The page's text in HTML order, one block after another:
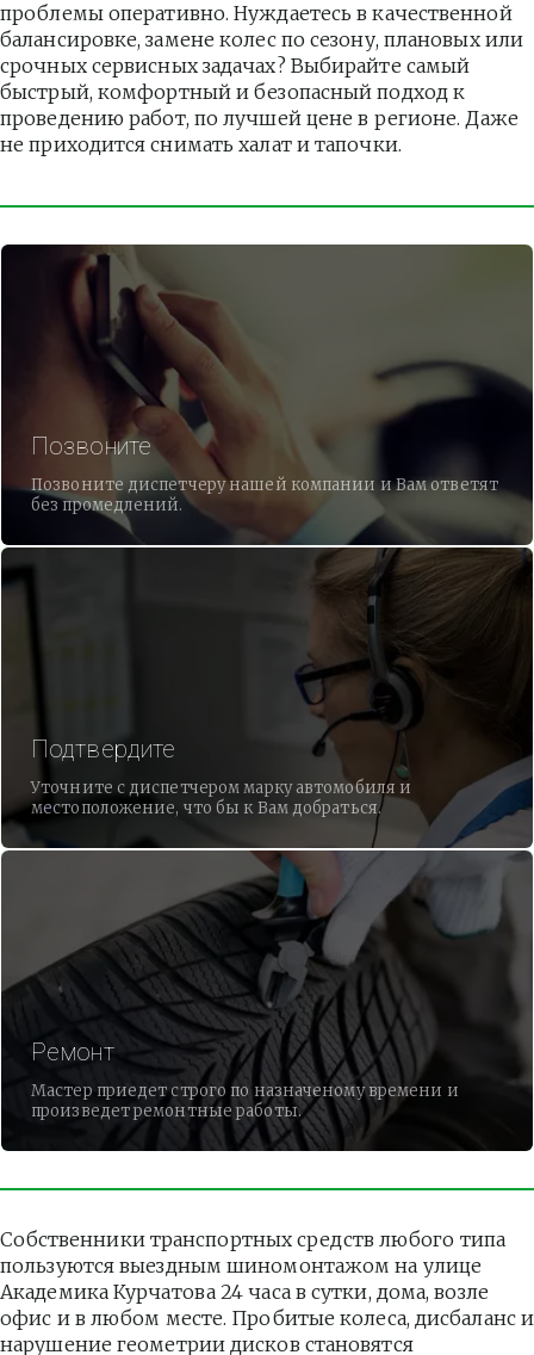
проблемы оперативно. Нуждаетесь в качественной
балансировке, замене колес по сезону, плановых или
срочных сервисных задачах? Выбирайте самый
быстрый, комфортный и безопасный подход к
проведению работ, по лучшей цене в регионе. Даже
не приходится снимать халат и тапочки.
Позвоните
Позвоните диспетчеру нашей компании и Вам ответят
без промедлений.
Подтвердите
Уточните с диспетчером марку автомобиля и
местоположение, что бы к Вам добраться.
Ремонт
Мастер приедет строго по назначеному времени и
произведет ремонтные работы.
Собственники транспортных средств любого типа
пользуются выездным шиномонтажом на улице
Академика Курчатова 24 часа в сутки, дома, возле
офис и в любом месте. Пробитые колеса, дисбаланс и
нарушение геометрии дисков становятся